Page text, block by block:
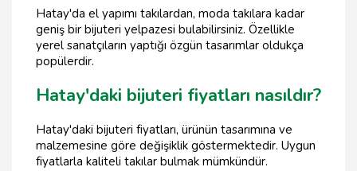
Hatay'da el yapımı takılardan, moda takılara kadar
geniş bir bijuteri yelpazesi bulabilirsiniz. Özellikle
yerel sanatçıların yaptığı özgün tasarımlar oldukça
popülerdir.
Hatay'daki bijuteri fiyatları nasıldır?
Hatay'daki bijuteri fiyatları, ürünün tasarımına ve
malzemesine göre değişiklik göstermektedir. Uygun
fiyatlarla kaliteli takılar bulmak mümkündür.